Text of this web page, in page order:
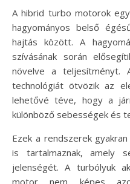
A hibrid turbo motorok
hagyományos belső
hajtás között. A
szívásának során
növelve a teljesítményt.
technológiát ötvözik az
lehetővé téve, hogy a
különböző sebességek és
Ezek a rendszerek
is tartalmaznak, amely
jelenségét. A turbólyuk
motor nem képes